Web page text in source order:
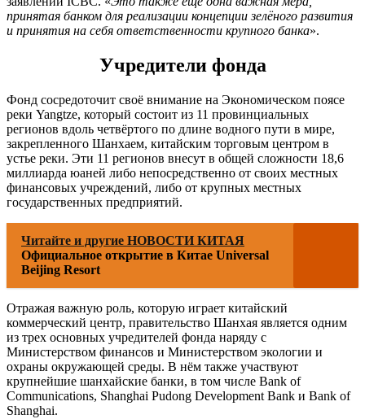
принятая банком для реализации концепции зелёного развития
и принятия на себя ответственности крупного банка».
Учредители фонда
Фонд сосредоточит своё внимание на Экономическом поясе
реки Yangtze, который состоит из 11 провинциальных
регионов вдоль четвёртого по длине водного пути в мире,
закрепленного Шанхаем, китайским торговым центром в
устье реки. Эти 11 регионов внесут в общей сложности 18,6
миллиарда юаней либо непосредственно от своих местных
финансовых учреждений, либо от крупных местных
государственных предприятий.
Читайте и другие НОВОСТИ КИТАЯ
Официальное открытие в Китае Universal
Beijing Resort
Отражая важную роль, которую играет китайский
коммерческий центр, правительство Шанхая является одним
из трех основных учредителей фонда наряду с
Министерством финансов и Министерством экологии и
охраны окружающей среды. В нём также участвуют
крупнейшие шанхайские банки, в том числе Bank of
Communications, Shanghai Pudong Development Bank и Bank of
Shanghai.